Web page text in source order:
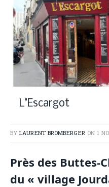
L’Escargot
BY LAURENT BROMBERGER ON 1
Près des Buttes-
du « village